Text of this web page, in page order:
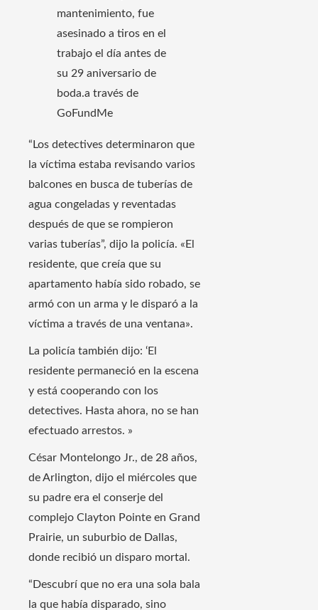
mantenimiento, fue
asesinado a tiros en el
trabajo el día antes de
su 29 aniversario de
boda.a través de
GoFundMe
“Los detectives determinaron que
la víctima estaba revisando varios
balcones en busca de tuberías de
agua congeladas y reventadas
después de que se rompieron
varias tuberías”, dijo la policía. «El
residente, que creía que su
apartamento había sido robado, se
armó con un arma y le disparó a la
víctima a través de una ventana».
La policía también dijo: ‘El
residente permaneció en la escena
y está cooperando con los
detectives. Hasta ahora, no se han
efectuado arrestos. »
César Montelongo Jr., de 28 años,
de Arlington, dijo el miércoles que
su padre era el conserje del
complejo Clayton Pointe en Grand
Prairie, un suburbio de Dallas,
donde recibió un disparo mortal.
“Descubrí que no era una sola bala
la que había disparado, sino